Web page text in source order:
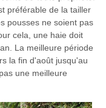
préférable de la tailler
pousses ne soient pas
cela, une haie doit
La meilleure période
la fin d'août jusqu'au
une meilleure